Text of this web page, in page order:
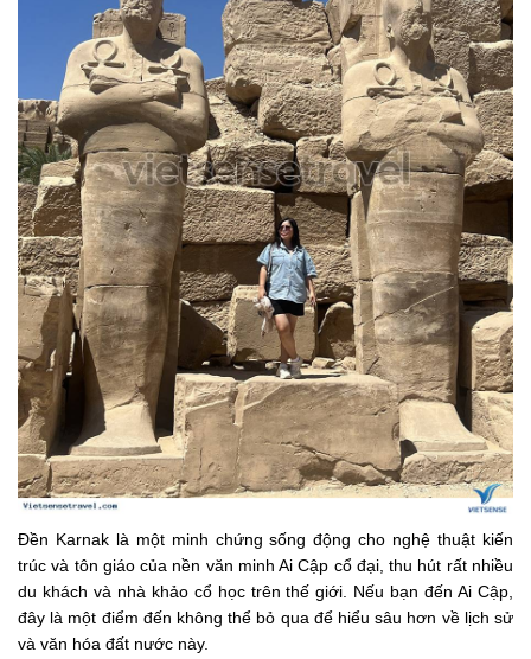
Đền Karnak là một minh chứng sống động cho nghệ thuật kiến
trúc và tôn giáo của nền văn minh Ai Cập cổ đại, thu hút rất nhiều
du khách và nhà khảo cổ học trên thế giới. Nếu bạn đến Ai Cập,
đây là một điểm đến không thể bỏ qua để hiểu sâu hơn về lịch sử
và văn hóa đất nước này.